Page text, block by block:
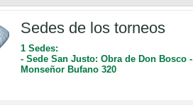
Sedes de los torneos
1 Sedes:
- Sede San Justo: Obra de Don Bosco -
Monseñor Bufano 320